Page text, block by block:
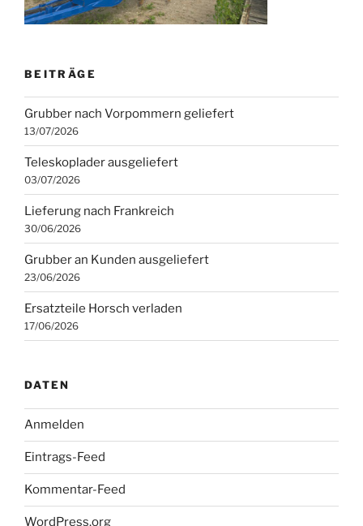
BEITRÄGE
Grubber nach Vorpommern geliefert
13/07/2026
Teleskoplader ausgeliefert
03/07/2026
Lieferung nach Frankreich
30/06/2026
Grubber an Kunden ausgeliefert
23/06/2026
Ersatzteile Horsch verladen
17/06/2026
DATEN
Anmelden
Eintrags-Feed
Kommentar-Feed
WordPress.org